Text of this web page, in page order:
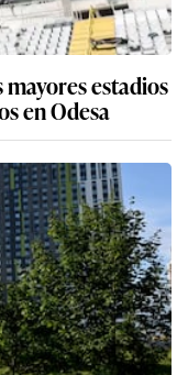
estadios
en Odesa